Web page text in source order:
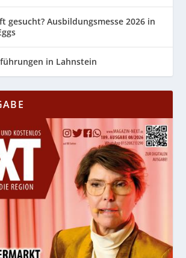
gesucht? Ausbildungsmesse 2026 in
in Lahnstein